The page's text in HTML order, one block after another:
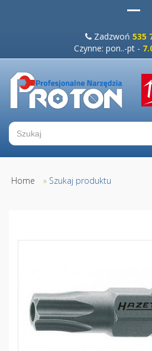
Zadzwoń 535
Czynne: pon..-pt -
Home » Szukaj produktu